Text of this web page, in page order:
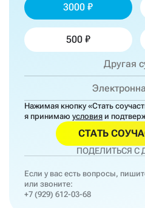
3000
500
Нажимая кнопку «Стать
я принимаю условия и
СТАТЬ
ПОДЕЛИТЬСЯ С
Если у вас есть вопросы,
или звоните:
+7 (929) 612-03-68